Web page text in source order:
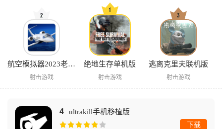
航空模拟器2023老版本
射击游戏
绝地生存单机版
射击游戏
逃离克里夫联机版
射击游戏
4 ultrakill手机移植版
下载